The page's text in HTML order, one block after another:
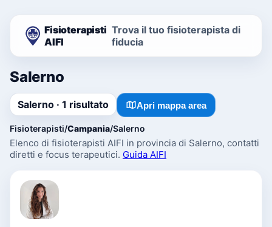
Fisioterapisti
AIFI
Trova il tuo fisioterapista di
fiducia
Salerno
Salerno · 1 risultato Apri mappa area
Fisioterapisti/Campania/Salerno
Elenco di fisioterapisti AIFI in provincia di Salerno, contatti
diretti e focus terapeutici. Guida AIFI